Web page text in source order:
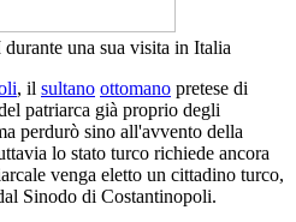
una sua visita in Italia
, il sultano ottomano pretese di
patriarca già proprio degli
perdurò sino all'avvento della
lo stato turco richiede ancora
venga eletto un cittadino turco,
Sinodo di Costantinopoli.